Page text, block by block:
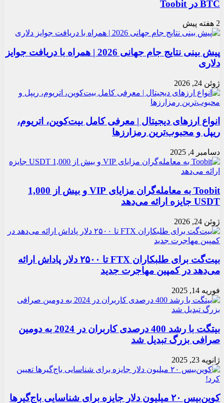
BTC در Toobit
2 هفته پیش
پیش بینی نتایج جام جهانی 2026 | همراه با دریافت جوایز
دلاری
ژوئن 24, 2026
انواع ارزهای دیجیتال | معرفی کامل بیت‌کوین، اتریوم،
ریپل و محبوب‌ترین رمزارزها
دسامبر 4, 2025
Toobit به معامله‌گران مزایای VIP و بیش از 1,000
USDT جایزه ارائه می‌دهد
ژوئن 24, 2026
بیت‌گت برای طلبکاران FTX تا ۲۵۰۰ دلار پاداش ارائه
می‌دهد در کمپین مهاجرت جدید
فوریه 14, 2025
بیتگت با رشد 400 درصدی کاربران در 2024 به دومین
صرافی بزرگ تبدیل شد
ژانویه 23, 2025
کوین‌بیس ۲۰ میلیون دلار جایزه برای شناسایی باج‌گیرها